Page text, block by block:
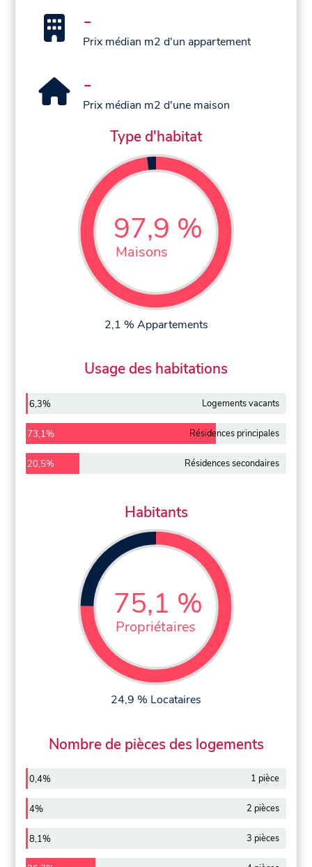
-
Prix médian m2 d'un appartement
-
Prix médian m2 d'une maison
Type d'habitat
97,9 %
Maisons
2,1 % Appartements
Usage des habitations
6,3% Logements vacants
73,1% Résidences principales
20,5% Résidences secondaires
Habitants
75,1 %
Propriétaires
24,9 % Locataires
Nombre de pièces des logements
0,4% 1 pièce
4% 2 pièces
8,1% 3 pièces